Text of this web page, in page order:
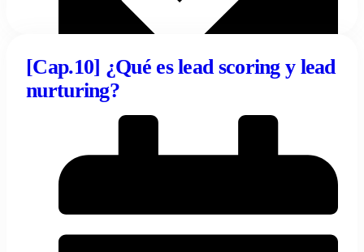
10/04/2024
Tentulogo
[Cap.10] ¿Qué es lead scoring y lead
nurturing?